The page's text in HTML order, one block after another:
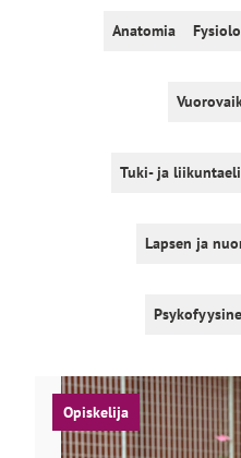
Anatomia
Tuki- ja
Lapsen ja
Opiskelija